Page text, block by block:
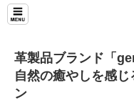
革製品ブランド「
自然の癒やしを感
ン